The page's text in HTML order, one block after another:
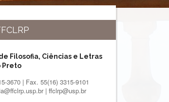
Filosofia, Ciências e Letras
Preto
3670 | Fax. 55(16) 3315-9101
| ffclrp@usp.br